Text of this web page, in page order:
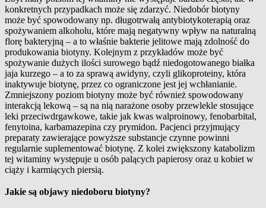
konkretnych przypadkach może się zdarzyć. Niedobór biotyny
może być spowodowany np. długotrwałą antybiotykoterapią oraz
spożywaniem alkoholu, które mają negatywny wpływ na naturalną
florę bakteryjną – a to właśnie bakterie jelitowe mają zdolność do
produkowania biotyny. Kolejnym z przykładów może być
spożywanie dużych ilości surowego bądź niedogotowanego białka
jaja kurzego – a to za sprawą awidyny, czyli glikoproteiny, która
inaktywuje biotynę, przez co ograniczone jest jej wchłanianie.
Zmniejszony poziom biotyny może być również spowodowany
interakcją lekową – są na nią narażone osoby przewlekle stosujące
leki przeciwdrgawkowe, takie jak kwas walproinowy, fenobarbital,
fenytoina, karbamazepina czy prymidon. Pacjenci przyjmujący
preparaty zawierające powyższe substancje czynne powinni
regularnie suplementować biotynę. Z kolei zwiększony katabolizm
tej witaminy występuje u osób palących papierosy oraz u kobiet w
ciąży i karmiących piersią.
Jakie są objawy niedoboru biotyny?